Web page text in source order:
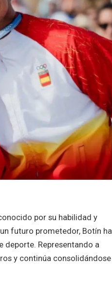
por su habilidad y
futuro prometedor, Botín ha
deporte. Representando a
y continúa consolidándose